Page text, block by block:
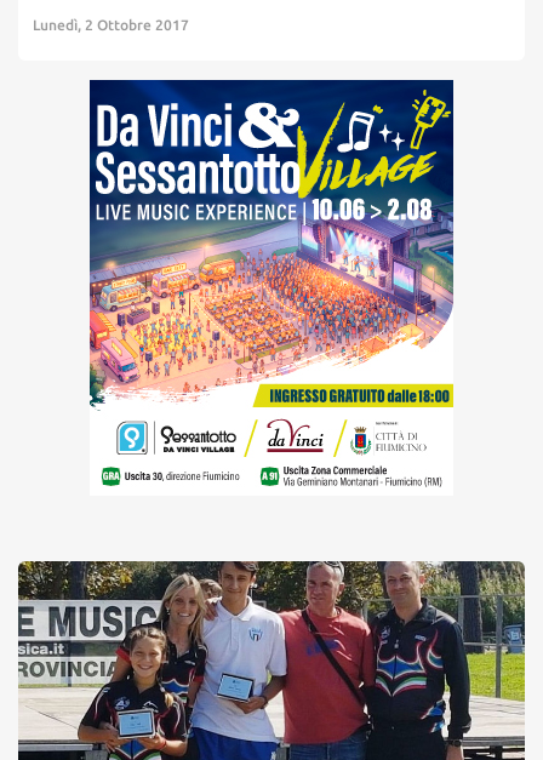
Lunedì, 2 Ottobre 2017